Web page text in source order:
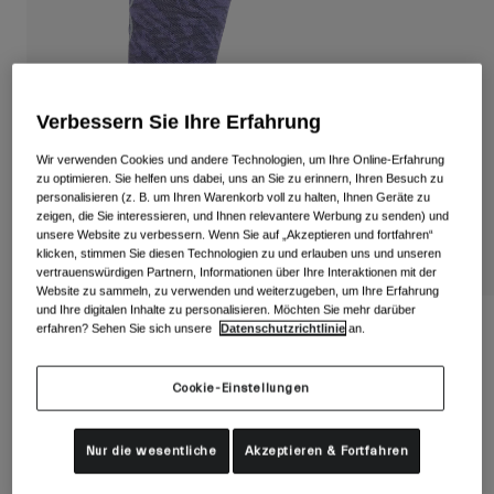
Gravel Schuhe
Alle anzeigen
Bekleidung
Mountainbike Bekleidung
Alle anzeigen
Snowboard
Mit austauschbaren Gläsern
Damen
Ersatzgläser
Alle anzeigen
Seasonal Merino Wool Socken
19,99 €
Verbessern Sie Ihre Erfahrung
Wir verwenden Cookies und andere Technologien, um Ihre Online-Erfahrung
zu optimieren. Sie helfen uns dabei, uns an Sie zu erinnern, Ihren Besuch zu
personalisieren (z. B. um Ihren Warenkorb voll zu halten, Ihnen Geräte zu
zeigen, die Sie interessieren, und Ihnen relevantere Werbung zu senden) und
unsere Website zu verbessern. Wenn Sie auf „Akzeptieren und fortfahren“
klicken, stimmen Sie diesen Technologien zu und erlauben uns und unseren
vertrauenswürdigen Partnern, Informationen über Ihre Interaktionen mit der
Website zu sammeln, zu verwenden und weiterzugeben, um Ihre Erfahrung
und Ihre digitalen Inhalte zu personalisieren. Möchten Sie mehr darüber
erfahren? Sehen Sie sich unsere
Datenschutzrichtlinie an.
Cookie-Einstellungen
Nur die wesentliche Akzeptieren & Fortfahren